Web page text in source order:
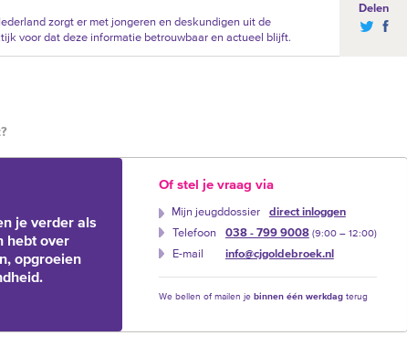
zorgt er met jongeren en deskundigen uit de
voor dat deze informatie betrouwbaar en actueel blijft.
Delen
je verder als
hebt over
opgroeien
Of stel je vraag via
Mijn jeugddossier
direct inloggen
Telefoon
038 - 799 9008 (9:00 –‍ 12:00)
E-mail info@cjgoldebroek.nl
We bellen of mailen je binnen één werkdagterug